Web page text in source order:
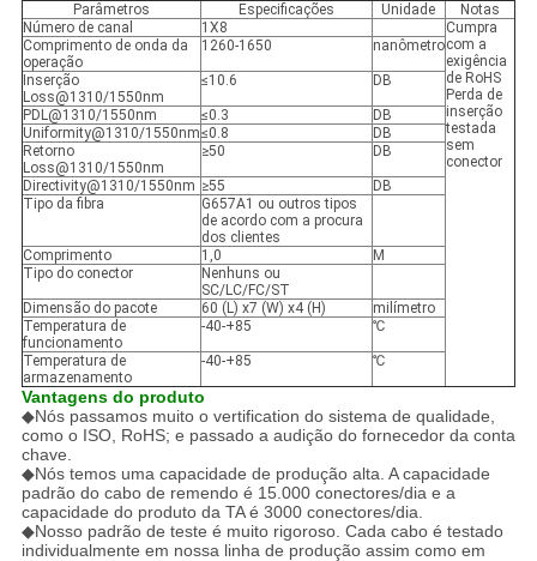
Parâmetros Especificações Unidade
Notas
Número de canal
1X8
Cumpra
com a
exigência
de RoHS
Perda de
inserção
testada
sem
conector
Comprimento de onda da
operação
1260-1650 nanômetro
Inserção
Loss@1310/1550nm
≤10.6 DB
PDL@1310/1550nm ≤0.3
DB
Uniformity@1310/1550nm≤0.8
DB
Retorno
Loss@1310/1550nm
≥50 DB
Directivity@1310/1550nm ≥55
DB
Tipo da fibra
G657A1 ou outros tipos
de acordo com a procura
dos clientes
Comprimento
1,0
M
Tipo do conector
Nenhuns ou
SC/LC/FC/ST
Dimensão do pacote
60 (L) x7 (W) x4 (H)
milímetro
Temperatura de
funcionamento
-40-+85 ℃
Temperatura de
armazenamento
-40-+85 ℃
Vantagens do produto
◆Nós passamos muito o vertification do sistema de qualidade,
como o ISO, RoHS; e passado a audição do fornecedor da conta
chave.
◆Nós temos uma capacidade de produção alta. A capacidade
padrão do cabo de remendo é 15.000 conectores/dia e a
capacidade do produto da TA é 3000 conectores/dia.
◆Nosso padrão de teste é muito rigoroso. Cada cabo é testado
individualmente em nossa linha de produção assim como em